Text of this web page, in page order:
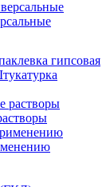
гипсовая